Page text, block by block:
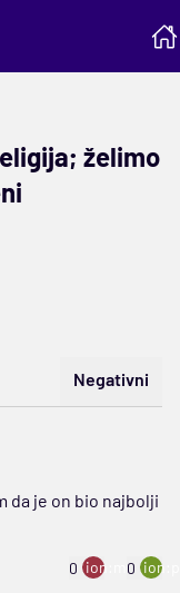
želimo
Negativni
da je on bio najbolji
0 ion:minus
0